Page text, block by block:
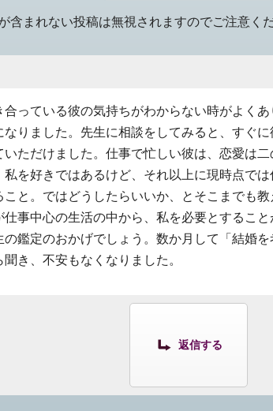
含まれない投稿は無視されますのでご注意く
合っている彼の気持ちがわからない時がよく
なりました。先生に相談をしてみると、すぐ
いただけました。仕事で忙しい彼は、恋愛は
私を好きではあるけど、それ以上に現時点で
こと。ではどうしたらいいか、とそこまでも教
仕事中心の生活の中から、私を必要とすること
の鑑定のおかげでしょう。数か月して「結婚
聞き、不安もなくなりました。
返信する